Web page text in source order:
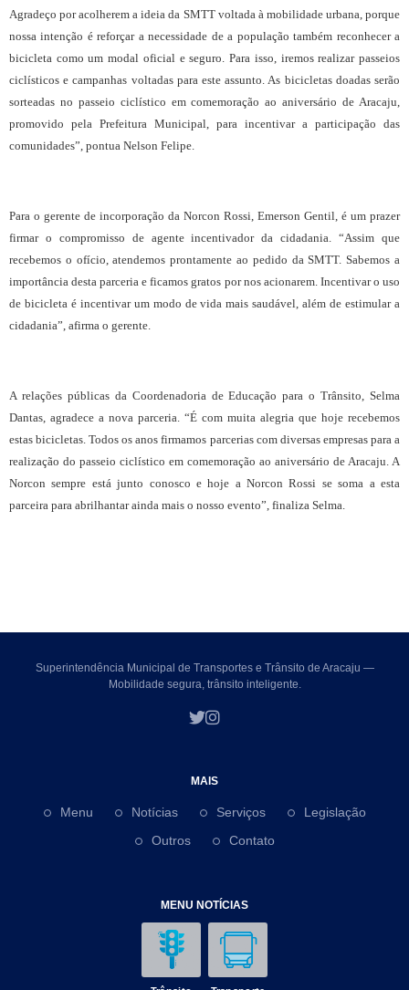
Agradeço por acolherem a ideia da SMTT voltada à mobilidade urbana, porque
nossa intenção é reforçar a necessidade de a população também reconhecer a
bicicleta como um modal oficial e seguro. Para isso, iremos realizar passeios
ciclísticos e campanhas voltadas para este assunto. As bicicletas doadas serão
sorteadas no passeio ciclístico em comemoração ao aniversário de Aracaju,
promovido pela Prefeitura Municipal, para incentivar a participação das
comunidades”, pontua Nelson Felipe.
Para o gerente de incorporação da Norcon Rossi, Emerson Gentil, é um prazer
firmar o compromisso de agente incentivador da cidadania. “Assim que
recebemos o ofício, atendemos prontamente ao pedido da SMTT. Sabemos a
importância desta parceria e ficamos gratos por nos acionarem. Incentivar o uso
de bicicleta é incentivar um modo de vida mais saudável, além de estimular a
cidadania”, afirma o gerente.
A relações públicas da Coordenadoria de Educação para o Trânsito, Selma
Dantas, agradece a nova parceria. “É com muita alegria que hoje recebemos
estas bicicletas. Todos os anos firmamos parcerias com diversas empresas para a
realização do passeio ciclístico em comemoração ao aniversário de Aracaju. A
Norcon sempre está junto conosco e hoje a Norcon Rossi se soma a esta
parceira para abrilhantar ainda mais o nosso evento”, finaliza Selma.
Superintendência Municipal de Transportes e Trânsito de Aracaju —
Mobilidade segura, trânsito inteligente.
MAIS
Menu Notícias Serviços
Legislação
Outros
Contato
MENU NOTÍCIAS